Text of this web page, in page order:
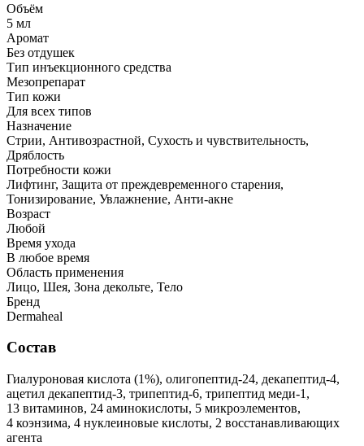
Объём
5 мл
Аромат
Без отдушек
Тип инъекционного средства
Мезопрепарат
Тип кожи
Для всех типов
Назначение
Стрии, Антивозрастной, Сухость и чувствительность,
Дряблость
Потребности кожи
Лифтинг, Защита от преждевременного старения,
Тонизирование, Увлажнение, Анти-акне
Возраст
Любой
Время ухода
В любое время
Область применения
Лицо, Шея, Зона декольте, Тело
Бренд
Dermaheal
Состав
Гиалуроновая кислота (1%), олигопептид-24, декапептид-4,
ацетил декапептид-3, трипептид-6, трипептид меди-1,
13 витаминов, 24 аминокислоты, 5 микроэлементов,
4 коэнзима, 4 нуклеиновые кислоты, 2 восстанавливающих
агента